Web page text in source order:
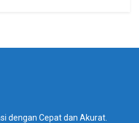
dengan Cepat dan Akurat.